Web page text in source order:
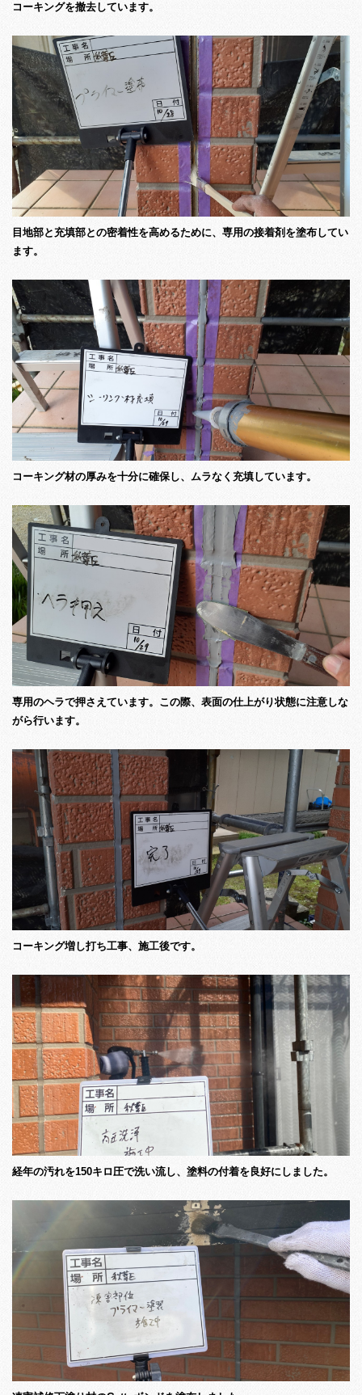
コーキングを撤去しています。
目地部と充填部との密着性を高めるために、専用の接着剤を塗布してい
ます。
コーキング材の厚みを十分に確保し、ムラなく充填しています。
専用のヘラで押さえています。この際、表面の仕上がり状態に注意しな
がら行います。
コーキング増し打ち工事、施工後です。
経年の汚れを150キロ圧で洗い流し、塗料の付着を良好にしました。